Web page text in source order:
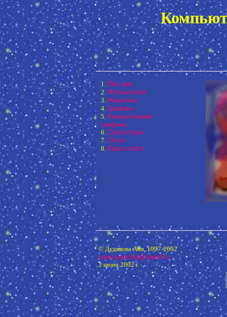
1. Обо мне
2. Фотоальбом
3. Живопись
4. Графика
5. Компьютерная
графика
6. Скульптура
7. Стихи
8. Карта сайта
© Дудякова Аня, 1997-2002
anna-anechka@narod.ru
2 июня 2002 г.